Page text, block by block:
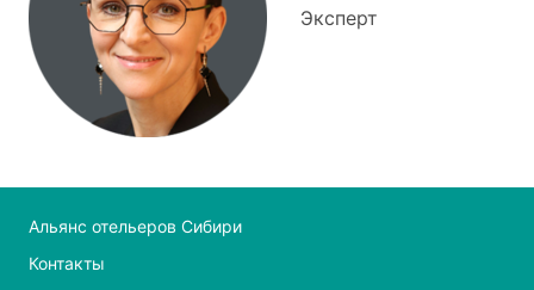
Эксперт
Альянс отельеров Сибири
Контакты